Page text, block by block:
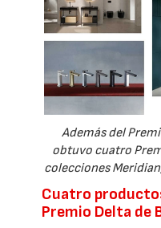
Además del
obtuvo cuatro
colecciones
Cuatro
Premio Delta de